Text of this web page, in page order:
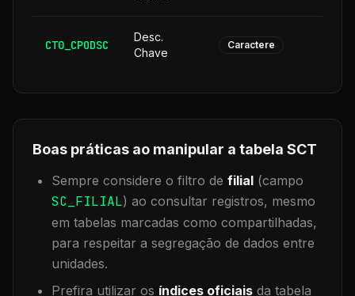
CT0_CPODSC
Desc.
Chave
Caractere
Boas práticas ao manipular a tabela SCT
Sempre considere o filtro de filial (campo
SC_FILIAL) ao consultar registros, mesmo
em tabelas marcadas como compartilhadas,
para respeitar a segregação de dados entre
unidades.
Prefira utilizar os índices oficiais da tabela